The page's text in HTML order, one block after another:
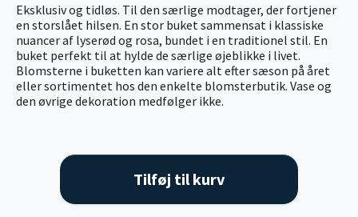
Eksklusiv og tidløs. Til den særlige modtager, der fortjener
en storslået hilsen. En stor buket sammensat i klassiske
nuancer af lyserød og rosa, bundet i en traditionel stil. En
buket perfekt til at hylde de særlige øjeblikke i livet.
Blomsterne i buketten kan variere alt efter sæson på året
eller sortimentet hos den enkelte blomsterbutik. Vase og
den øvrige dekoration medfølger ikke.
Tilføj til kurv